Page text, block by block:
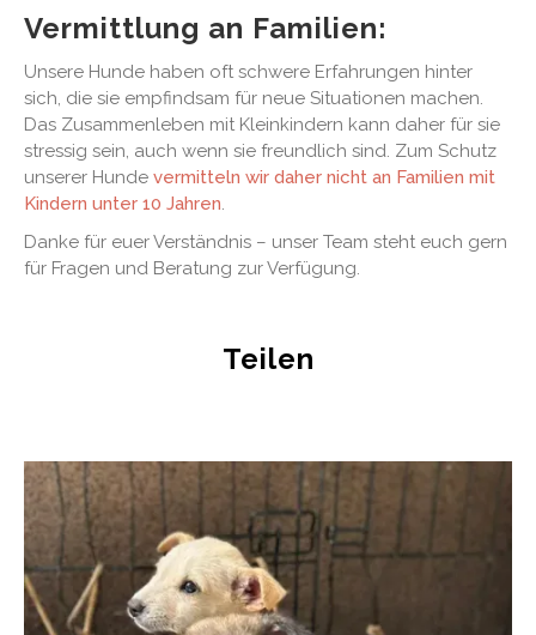
Vermittlung an Familien:
Unsere Hunde haben oft schwere Erfahrungen hinter
sich, die sie empfindsam für neue Situationen machen.
Das Zusammenleben mit Kleinkindern kann daher für sie
stressig sein, auch wenn sie freundlich sind. Zum Schutz
unserer Hunde vermitteln wir daher nicht an Familien mit
Kindern unter 10 Jahren.
Danke für euer Verständnis – unser Team steht euch gern
für Fragen und Beratung zur Verfügung.
Teilen